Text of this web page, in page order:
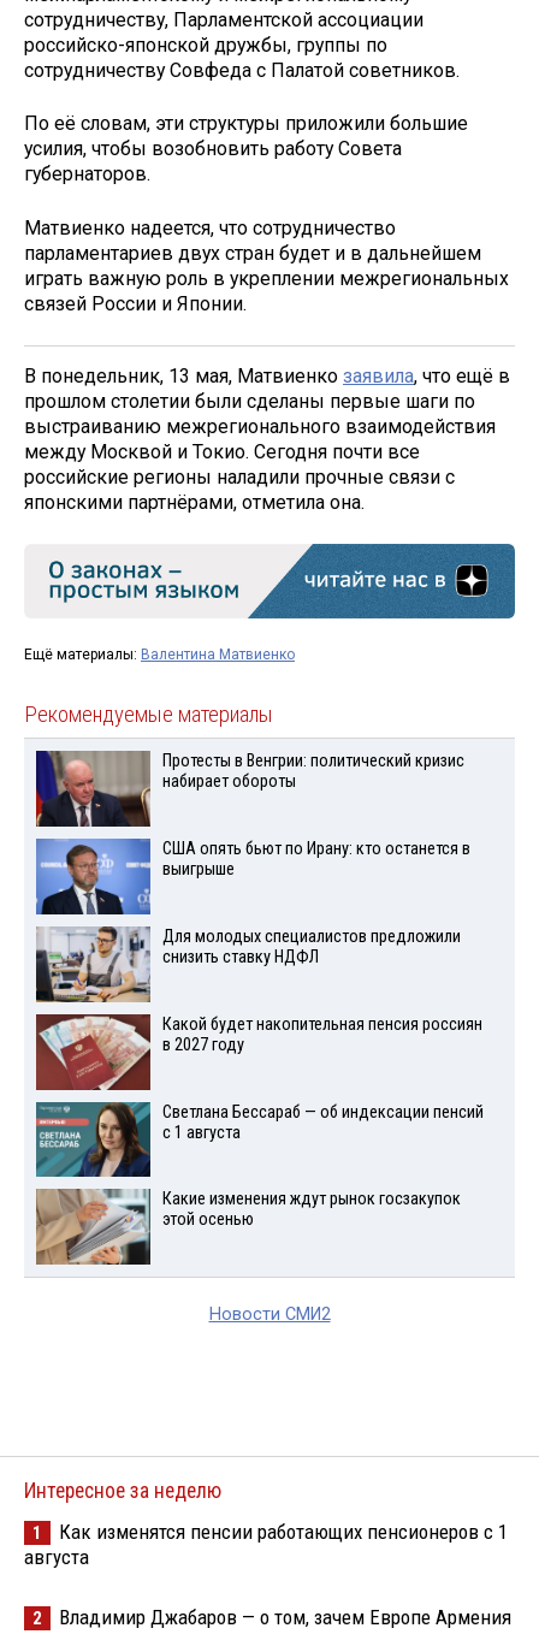
сотрудничеству, Парламентской ассоциации
российско-японской дружбы, группы по
сотрудничеству Совфеда с Палатой советников.
По её словам, эти структуры приложили большие
усилия, чтобы возобновить работу Совета
губернаторов.
Матвиенко надеется, что сотрудничество
парламентариев двух стран будет и в дальнейшем
играть важную роль в укреплении межрегиональных
связей России и Японии.
В понедельник, 13 мая, Матвиенко заявила, что ещё в
прошлом столетии были сделаны первые шаги по
выстраиванию межрегионального взаимодействия
между Москвой и Токио. Сегодня почти все
российские регионы наладили прочные связи с
японскими партнёрами, отметила она.
Ещё материалы: Валентина Матвиенко
Рекомендуемые материалы
Протесты в Венгрии: политический кризис
набирает обороты
США опять бьют по Ирану: кто останется в
выигрыше
Для молодых специалистов предложили
снизить ставку НДФЛ
Какой будет накопительная пенсия россиян
в 2027 году
Светлана Бессараб — об индексации пенсий
с 1 августа
Какие изменения ждут рынок госзакупок
этой осенью
Новости СМИ2
Интересное за неделю
1
Как изменятся пенсии работающих пенсионеров с 1
августа
2 Владимир Джабаров — о том, зачем Европе Армения